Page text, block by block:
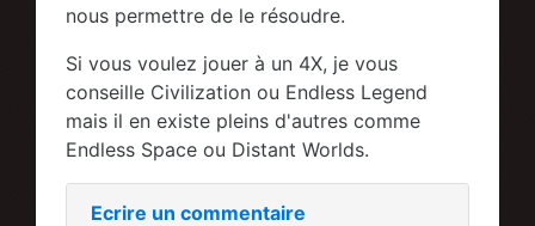
nous permettre de le résoudre.
Si vous voulez jouer à un 4X, je vous
conseille Civilization ou Endless Legend
mais il en existe pleins d'autres comme
Endless Space ou Distant Worlds.
Ecrire un commentaire